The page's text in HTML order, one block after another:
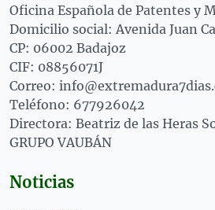
Oficina Española de Patentes y
Domicilio social: Avenida Juan
CP: 06002 Badajoz
CIF: 08856071J
Correo:
Teléfono: 677926042
Directora: Beatriz de las Heras
GRUPO VAUBÁN
Noticias